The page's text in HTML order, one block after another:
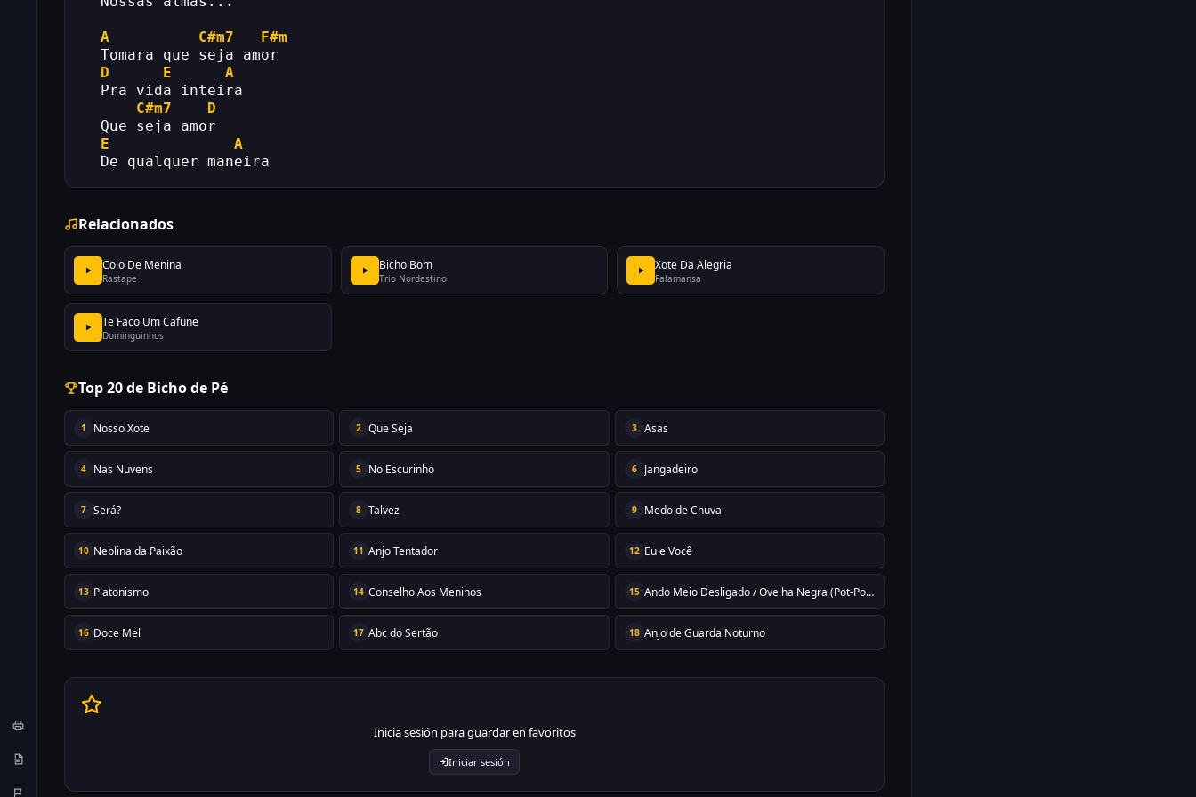
A C#m7
F#m
Tomara que seja amor
D
E
A
Pra vida inteira
C#m7
D
Que seja amor
E
A
De qualquer maneira
Relacionados
Colo De Menina
Rastape
Bicho Bom
Trio Nordestino
Xote Da Alegria
Falamansa
Te Faco Um Cafune
Dominguinhos
Top 20 de Bicho de Pé
1 Nosso Xote 2 Que Seja 3 Asas
4 Nas Nuvens 5 No Escurinho 6 Jangadeiro
7 Será? 8 Talvez 9 Medo de Chuva
10 Neblina da Paixão 11 Anjo Tentador 12 Eu e Você
13 Platonismo 14 Conselho Aos Meninos 15 Ando Meio Desligado / Ovelha Negra (Pot-Pourri)
16 Doce Mel 17 Abc do Sertão 18 Anjo de Guarda Noturno
Inicia sesión para guardar en favoritos
Iniciar sesión